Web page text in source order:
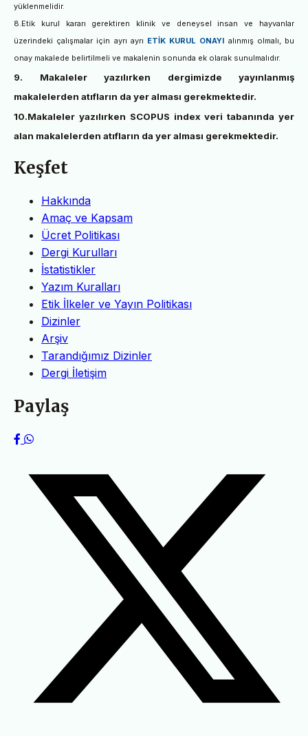
yüklenmelidir.
8.Etik kurul kararı gerektiren klinik ve deneysel insan ve hayvanlar
üzerindeki çalışmalar için ayrı ayrı ETİK KURUL ONAYI alınmış olmalı, bu
onay makalede belirtilmeli ve makalenin sonunda ek olarak sunulmalıdır.
9. Makaleler yazılırken dergimizde yayınlanmış
makalelerden atıfların da yer alması gerekmektedir.
10.Makaleler yazılırken SCOPUS index veri tabanında yer
alan makalelerden atıfların da yer alması gerekmektedir.
Keşfet
Hakkında
Amaç ve Kapsam
Ücret Politikası
Dergi Kurulları
İstatistikler
Yazım Kuralları
Etik İlkeler ve Yayın Politikası
Dizinler
Arşiv
Tarandığımız Dizinler
Dergi İletişim
Paylaş